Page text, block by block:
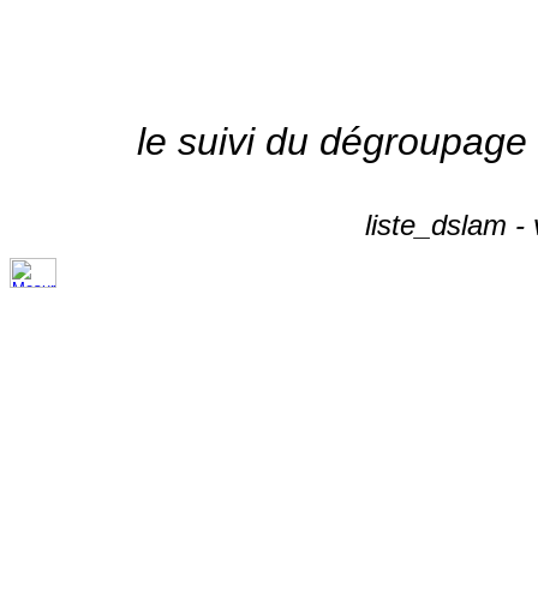
le suivi du
liste_dslam -